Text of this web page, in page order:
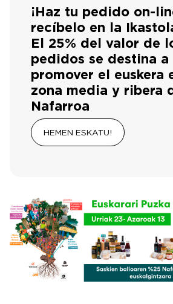
¡Haz tu pedido on-
recíbelo en la
El 25% del valor de
pedidos se destina a
promover el euskera
zona media y ribera
Nafarroa
HEMEN ESKATU!
Irudia